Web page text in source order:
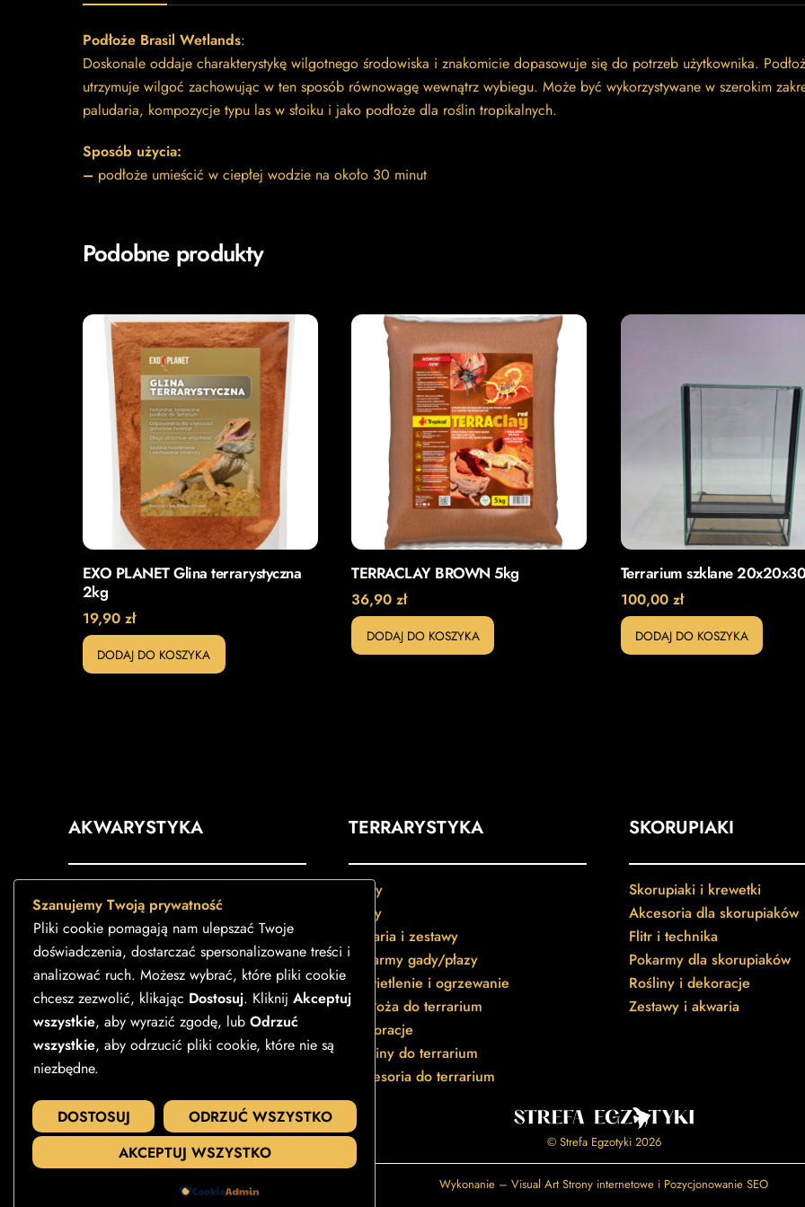
Podłoże Brasil Wetlands:
Doskonale oddaje charakterystykę wilgotnego środowiska i znakomicie dopasowuje się do potrzeb użytkownika.
utrzymuje wilgoć zachowując w ten sposób równowagę wewnątrz wybiegu. Może być wykorzystywane w szerokim
paludaria, kompozycje typu las w słoiku i jako podłoże dla roślin tropikalnych.
Sposób użycia:
– podłoże umieścić w ciepłej wodzie na około 30 minut
Podobne produkty
EXO PLANET Glina terrarystyczna
2kg
19,90 zł
DODAJ DO KOSZYKA
TERRACLAY BROWN 5kg
36,90zł
DODAJ DO KOSZYKA
Terrarium szklane
100,00 zł
DODAJ DO KOSZYKA
Szanujemy Twoją prywatność
Pliki cookie pomagają nam ulepszać Twoje
doświadczenia, dostarczać spersonalizowane treści i
analizować ruch. Możesz wybrać, które pliki cookie
chcesz zezwolić, klikając Dostosuj. Kliknij Akceptuj
wszystkie, aby wyrazić zgodę, lub Odrzuć
wszystkie, aby odrzucić pliki cookie, które nie są
niezbędne.
DOSTOSUJ
ODRZUĆ WSZYSTKO
AKCEPTUJ WSZYSTKO
AKWARYSTYKA
Akwaria i zestawy
Pokarmy dla ryb
Filtry i pompy
Oświetlenie
Rośliny
Akcesoria
Testy i preparaty
TERRARYSTYKA
Gady
Płazy
Terraria i zestawy
Pokarmy gady/płazy
Oświetlenie i ogrzewanie
Podłoża do terrarium
Dekoracje
Rośliny do terrarium
Akcesoria do terrarium
SKORUPIAKI
Skorupiaki i krewetki
Akcesoria dla skorupiaków
Flitr i technika
Pokarmy dla skorupiaków
Rośliny i dekoracje
Zestawy i akwaria
© Strefa Egzotyki2026
Wykonanie – Visual Art Strony internetowe i Pozycjonowanie SEO